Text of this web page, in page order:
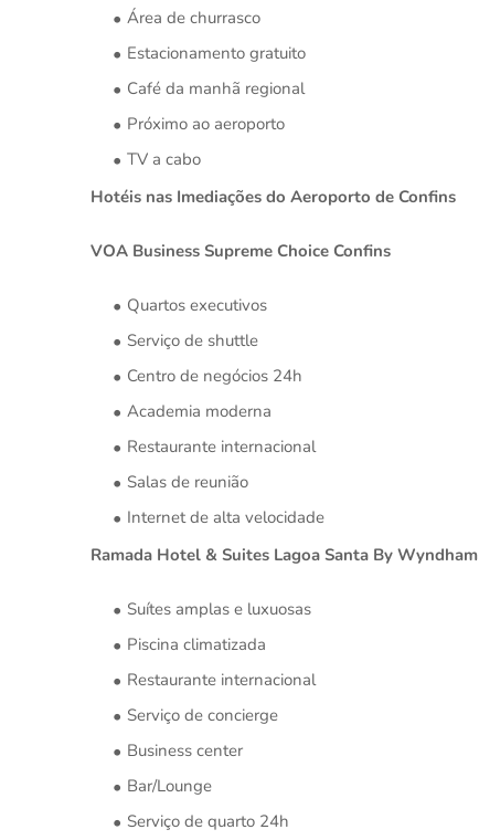
Área de churrasco
Estacionamento gratuito
Café da manhã regional
Próximo ao aeroporto
TV a cabo
Hotéis nas Imediações do Aeroporto de Confins
VOA Business Supreme Choice Confins
Quartos executivos
Serviço de shuttle
Centro de negócios 24h
Academia moderna
Restaurante internacional
Salas de reunião
Internet de alta velocidade
Ramada Hotel & Suites Lagoa Santa By Wyndham
Suítes amplas e luxuosas
Piscina climatizada
Restaurante internacional
Serviço de concierge
Business center
Bar/Lounge
Serviço de quarto 24h